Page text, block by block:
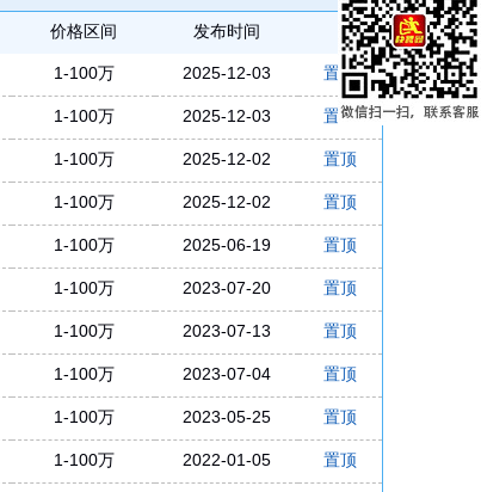
价格区间 发布时间
1-100万 2025-12-03 置顶
1-100万 2025-12-03 置顶
1-100万 2025-12-02 置顶
1-100万 2025-12-02 置顶
1-100万 2025-06-19 置顶
1-100万 2023-07-20 置顶
1-100万 2023-07-13 置顶
1-100万 2023-07-04 置顶
1-100万 2023-05-25 置顶
1-100万 2022-01-05 置顶